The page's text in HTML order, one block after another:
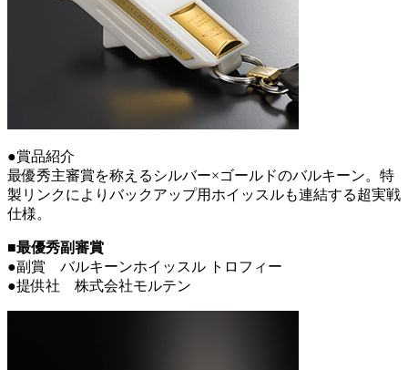
●賞品紹介
最優秀主審賞を称えるシルバー×ゴールドのバルキーン。特
製リンクによりバックアップ用ホイッスルも連結する超実戦
仕様。
■最優秀副審賞
●副賞 バルキーンホイッスル トロフィー
●提供社 株式会社モルテン